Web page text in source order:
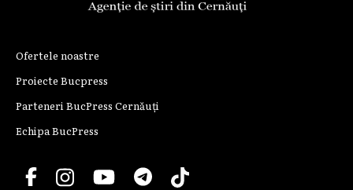
Ofertele noastre
Proiecte Bucpress
Parteneri BucPress Cernăuți
Echipa BucPress